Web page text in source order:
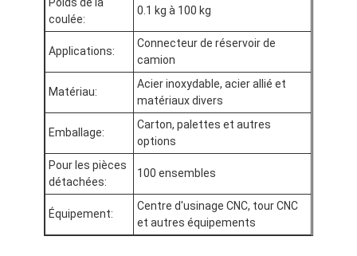
Bande de tissu en verre de papier d'aluminium
L'aluminium a fait face au papier d'emballage
Tissu de fibre de verre de papier d'aluminium
Bande de canevas d'aluminium
Ruban adhésif de tissu
Ruban adhésif dégrossi par double
Ruban adhésif d'ANIMAL FAMILIER
coulée:
0.1 kg à 100 kg
Applications:
Connecteur de réservoir de
camion
Matériau:
Acier inoxydable, acier allié et
matériaux divers
Emballage:
Carton, palettes et autres
options
Pour les pièces
détachées:
100 ensembles
Équipement:
Centre d'usinage CNC, tour CNC
et autres équipements